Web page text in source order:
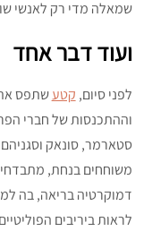
שמאלה מדי רק לאנשי
ועוד דבר אחד
לפני סיום, קטעשתפס את
וההתכנסות של חברי
סטארמר, סונאק וסגניהם
משוחחים בנחת,
דמוקרטיה בריאה, בה
לראות ביריבים